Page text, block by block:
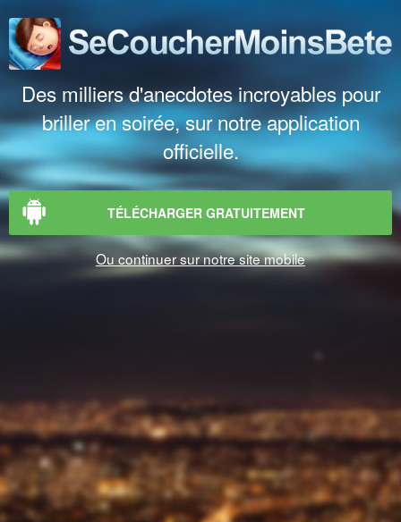
Des milliers d'anecdotes incroyables pour
briller en soirée, sur notre application
officielle.
TÉLÉCHARGER GRATUITEMENT
Ou continuer sur notre site mobile